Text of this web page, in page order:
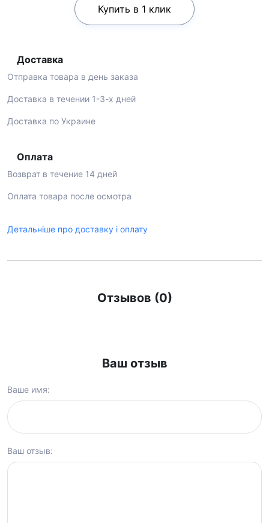
Купить в 1 клик
Доставка
Отправка товара в день заказа
Доставка в течении 1-3-х дней
Доставка по Украине
Оплата
Возврат в течение 14 дней
Оплата товара после осмотра
Детальніше про доставку і оплату
Отзывов (0)
Ваш отзыв
Ваше имя:
Ваш отзыв: